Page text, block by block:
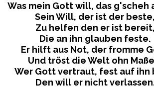
Was mein Gott will, das g'scheh
Sein Will, der ist der beste,
Zu helfen den er ist bereit,
Die an ihn glauben feste.
Er hilft aus Not, der fromme
Und tröst die Welt ohn
Wer Gott vertraut, fest auf ihn
Den will er nicht